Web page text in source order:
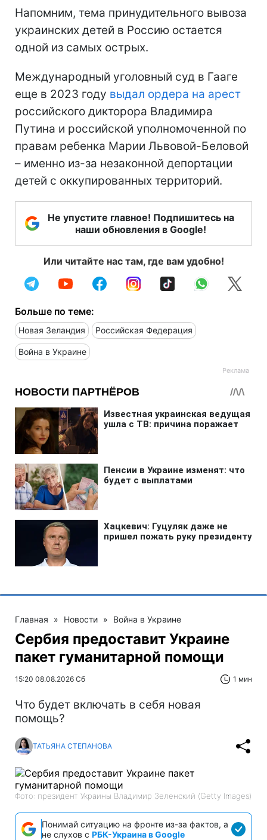
Напомним, тема принудительного вывоза
украинских детей в Россию остается
одной из самых острых.
Международный уголовный суд в Гааге
еще в 2023 году выдал ордера на арест
российского дикторора Владимира
Путина и российской уполномоченной по
правам ребенка Марии Львовой-Беловой
– именно из-за незаконной депортации
детей с оккупированных территорий.
Не упустите главное! Подпишитесь на
наши обновления в Google!
Или читайте нас там, где вам удобно!
Больше по теме:
Новая Зеландия Российская Федерация
Война в Украине
Главная » Новости » Война в Украине
Сербия предоставит Украине
пакет гуманитарной помощи
15:20 08.08.2026 Сб 1 мин
Что будет включать в себя новая
помощь?
ТАТЬЯНА СТЕПАНОВА
Фото: президент Украины Владимир Зеленский (Getty Images)
Понимай ситуацию на фронте из-за фактов, а
не слухов с РБК-Украина в Google